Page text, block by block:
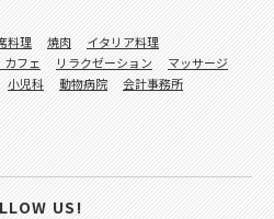
料理 焼肉
イタリア料理
カフェ リラクゼーション
マッサージ
小児科 動物病院
会計事務所
US!